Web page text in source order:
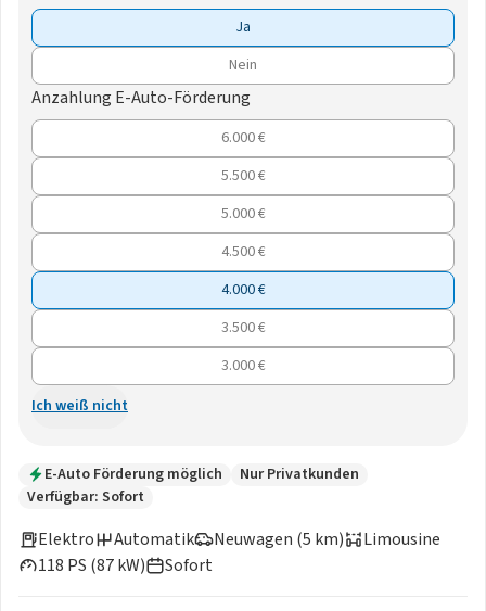
Ja
Nein
Anzahlung E-Auto-Förderung
6.000 €
5.500 €
5.000 €
4.500 €
4.000 €
3.500 €
3.000 €
Ich weiß nicht
E-Auto Förderung möglich
Nur Privatkunden
Verfügbar: Sofort
Elektro
Neuwagen (5 km)
118 PS (87 kW)
Automatik
Limousine
Sofort